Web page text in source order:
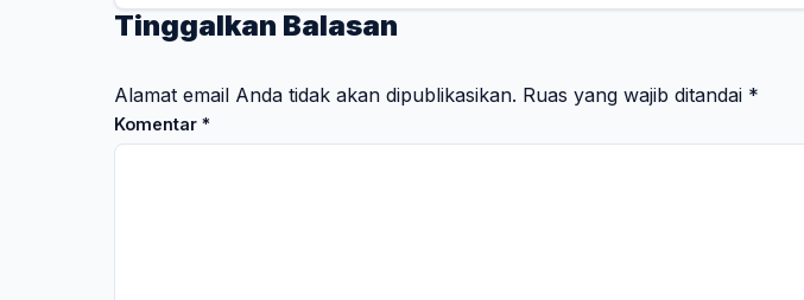
Tinggalkan Balasan
Alamat email Anda tidak akan dipublikasikan. Ruas yang wajib ditandai *
Komentar *